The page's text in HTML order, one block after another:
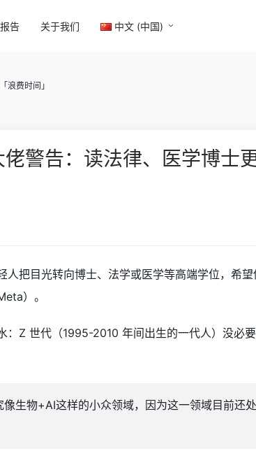
告 关于我们 中文 (中国)
浪费时间」
警告：读法律、医学博士
人把目光转向博士、法学或医学等高端学位，希
）。
Z 世代（1995-2010 年间出生的一代人）没必要
生物+AI这样的小众领域，因为这一领域目前还